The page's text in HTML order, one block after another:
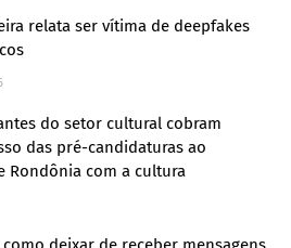
relata ser vítima de deepfakes
do setor cultural cobram
das pré-candidaturas ao
Rondônia com a cultura